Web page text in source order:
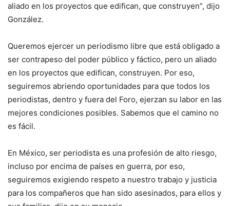
aliado en los proyectos que edifican, que construyen”, dijo
González.
Queremos ejercer un periodismo libre que está obligado a
ser contrapeso del poder público y fáctico, pero un aliado
en los proyectos que edifican, construyen. Por eso,
seguiremos abriendo oportunidades para que todos los
periodistas, dentro y fuera del Foro, ejerzan su labor en las
mejores condiciones posibles. Sabemos que el camino no
es fácil.
En México, ser periodista es una profesión de alto riesgo,
incluso por encima de países en guerra, por eso,
seguiremos exigiendo respeto a nuestro trabajo y justicia
para los compañeros que han sido asesinados, para ellos y